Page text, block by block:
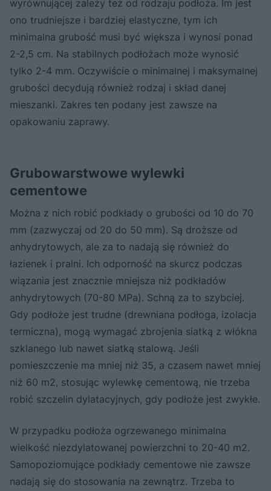
wyrównującej zależy też od rodzaju podłoża. Im jest
ono trudniejsze i bardziej elastyczne, tym ich
minimalna grubość musi być większa i wynosi ponad
2-2,5 cm. Na stabilnych podłożach może wynosić
tylko 2-4 mm. Oczywiście o minimalnej i maksymalnej
grubości decydują również rodzaj i skład danej
mieszanki. Zakres ten podany jest zawsze na
opakowaniu zaprawy.
Grubowarstwowe wylewki
cementowe
Można z nich robić podkłady o grubości od 10 do 70
mm (zazwyczaj od 20 do 50 mm). Są droższe od
anhydrytowych, ale za to nadają się również do
łazienek i pralni. Ich odporność na skurcz podczas
wiązania jest znacznie mniejsza niż podkładów
anhydrytowych (70-80 MPa). Schną za to szybciej.
Gdy podłoże jest trudne (drewniana podłoga, izolacja
termiczna), mogą wymagać zbrojenia siatką z włókna
szklanego lub nawet siatką stalową. Jeśli
pomieszczenie ma mniej niż 35, a czasem nawet mniej
niż 60 m2, stosując wylewkę cementową, nie trzeba
robić szczelin dylatacyjnych, gdy podłoże jest zwykłe.
W przypadku podłoża ogrzewanego minimalna
wielkość niezdylatowanej powierzchni to 20-40 m2.
Samopoziomujące podkłady cementowe nie zawsze
nadają się do stosowania na zewnątrz. Trzeba to